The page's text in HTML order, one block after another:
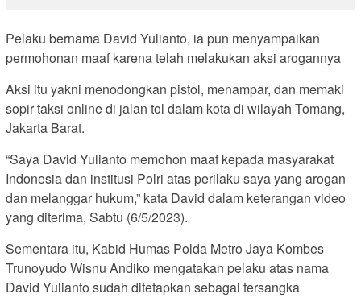
Pelaku bernama David Yulianto, ia pun menyampaikan
permohonan maaf karena telah melakukan aksi arogannya
Aksi itu yakni menodongkan pistol, menampar, dan memaki
sopir taksi online di jalan tol dalam kota di wilayah Tomang,
Jakarta Barat.
“Saya David Yulianto memohon maaf kepada masyarakat
Indonesia dan institusi Polri atas perilaku saya yang arogan
dan melanggar hukum,” kata David dalam keterangan video
yang diterima, Sabtu (6/5/2023).
Sementara itu, Kabid Humas Polda Metro Jaya Kombes
Trunoyudo Wisnu Andiko mengatakan pelaku atas nama
David Yulianto sudah ditetapkan sebagai tersangka